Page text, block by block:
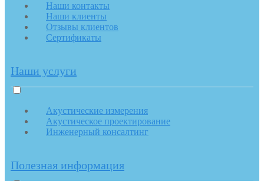
Наши контакты
Наши клиенты
Отзывы клиентов
Сертификаты
Наши услуги
Акустические измерения
Акустическое проектирование
Инженерный консалтинг
Полезная информация